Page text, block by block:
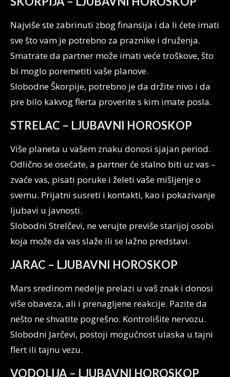
Najviše ste zabrinuti zbog finansija i da li ćete imati
sve što vam je potrebno za praznike i druženja.
Smatrate da partner može imati veće troškove, što
bi moglo poremetiti vaše planove.
Slobodne Škorpije, potrebno je da držite nivo i da
pre bilo kakvog flerta proverite s kim imate posla.
STRELAC – LJUBAVNI HOROSKOP
Više planeta u vašem znaku donosi sjajan period.
Odlično se osećate, a partner će stalno biti uz vas –
zvaće vas, pisati poruke i želeti vaše mišljenje o
svemu. Prijatni susreti i kontakti, kao i pokazivanje
ljubavi u javnosti.
Slobodni Strelčevi, ne verujte previše starijoj osobi
koja može da vas slaže ili se lažno predstavi.
JARAC – LJUBAVNI HOROSKOP
Mars sredinom nedelje prelazi u vaš znak i donosi
više obaveza, ali i prenagljene reakcije. Pazite da
nešto ne shvatite pogrešno. Kontrolišite nervozu.
Slobodni Jarčevi, postoji mogućnost ulaska u tajni
flert ili tajnu vezu.
VODOLIJA – LJUBAVNI HOROSKOP